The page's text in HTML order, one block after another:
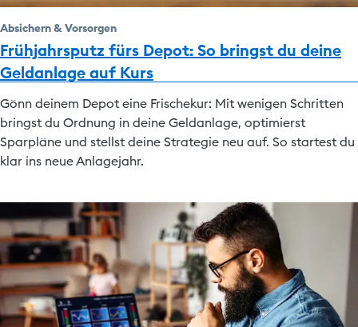
Absichern & Vorsorgen
Frühjahrsputz fürs Depot: So bringst du deine
Geldanlage auf Kurs
Gönn deinem Depot eine Frischekur: Mit wenigen Schritten
bringst du Ordnung in deine Geldanlage, optimierst
Sparpläne und stellst deine Strategie neu auf. So startest du
klar ins neue Anlagejahr.